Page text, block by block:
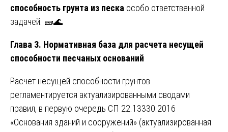
способность грунта из песка особо ответственной
задачей. 🧱🌊
Глава 3. Нормативная база для расчета несущей
способности песчаных оснований
Расчет несущей способности грунтов
регламентируется актуализированными сводами
правил, в первую очередь СП 22.13330.2016
«Основания зданий и сооружений» (актуализированная